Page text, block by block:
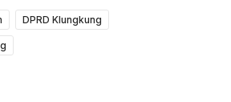
DPRD Klungkung